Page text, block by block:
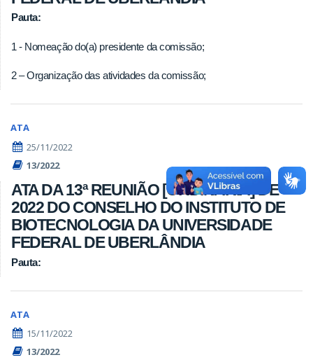
Pauta:
1 - Nomeação do(a) presidente da comissão;
2 – Organização das atividades da comissão;
ATA
25/11/2022
13/2022
ATA DA 13ª REUNIÃO [ORDINÁRIA] DE
2022 DO CONSELHO DO INSTITUTO DE
BIOTECNOLOGIA DA UNIVERSIDADE
FEDERAL DE UBERLÂNDIA
Pauta:
ATA
15/11/2022
13/2022